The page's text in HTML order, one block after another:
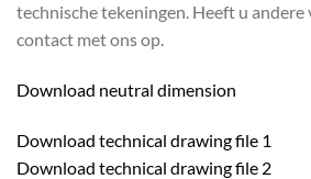
technische tekeningen. Heeft u andere
contact met ons op.
Download neutral dimension
Download technical drawing file 1
Download technical drawing file 2